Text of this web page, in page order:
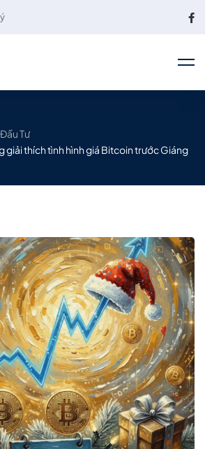
Đầu Tư
giải thích tình hình giá Bitcoin trước Giáng